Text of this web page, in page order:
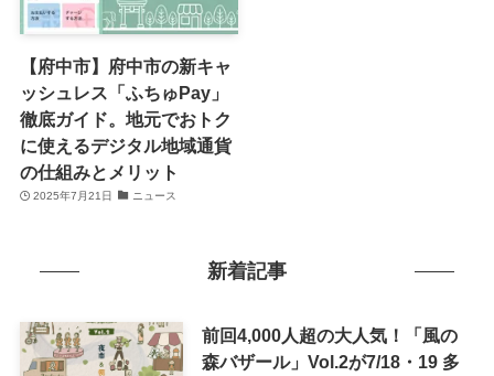
【府中市】府中市の新キャ
ッシュレス「ふちゅPay」
徹底ガイド。地元でおトク
に使えるデジタル地域通貨
の仕組みとメリット
2025年7月21日 ニュース
新着記事
前回4,000人超の大人気！「風の
森バザール」Vol.2が7/18・19 多